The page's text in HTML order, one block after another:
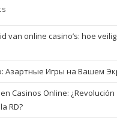
van online casino’s: hoe
Азартные Игры на Вашем
Casinos Online: ¿Revolución
RD?